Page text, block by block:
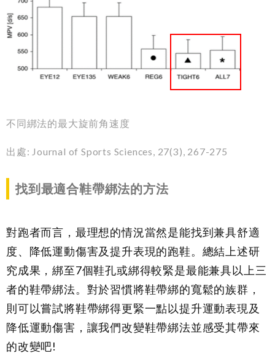
不同綁法的最大旋前角速度
出處: Journal of Sports Sciences, 27(3), 267-275
找到最適合鞋帶綁法的方法
對跑者而言，最理想的情況當然是能找到兼具舒適
度、降低運動傷害及提升表現的跑鞋。總結上述研
究成果，綁至7個鞋孔或綁得較緊是最能兼具以上三
者的鞋帶綁法。對於習慣將鞋帶綁的寬鬆的族群，
則可以嘗試將鞋帶綁得更緊一點以提升運動表現及
降低運動傷害，讓我們改變鞋帶綁法並感受其帶來
的改變吧!